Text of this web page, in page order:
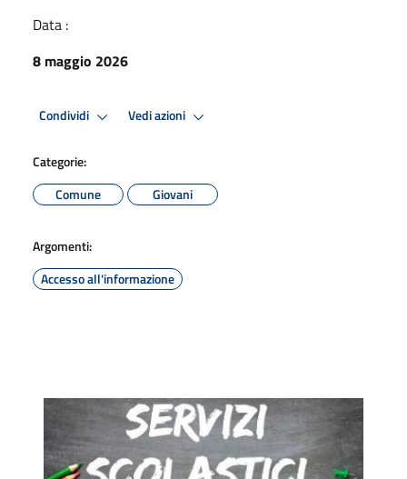
Data :
8 maggio 2026
Condividi Vedi azioni
Categorie:
Comune
Giovani
Argomenti:
Accesso all'informazione